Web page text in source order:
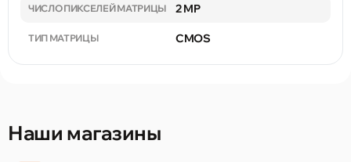
ЧИСЛО ПИКСЕЛЕЙ МАТРИЦЫ 2 MP
ТИП МАТРИЦЫ CMOS
Наши магазины